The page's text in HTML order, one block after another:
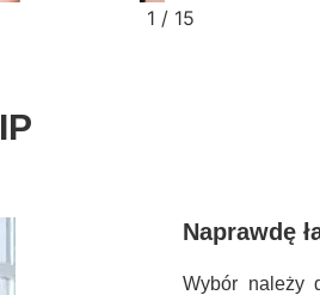
2 /15
Naprawdę
Wybór należy